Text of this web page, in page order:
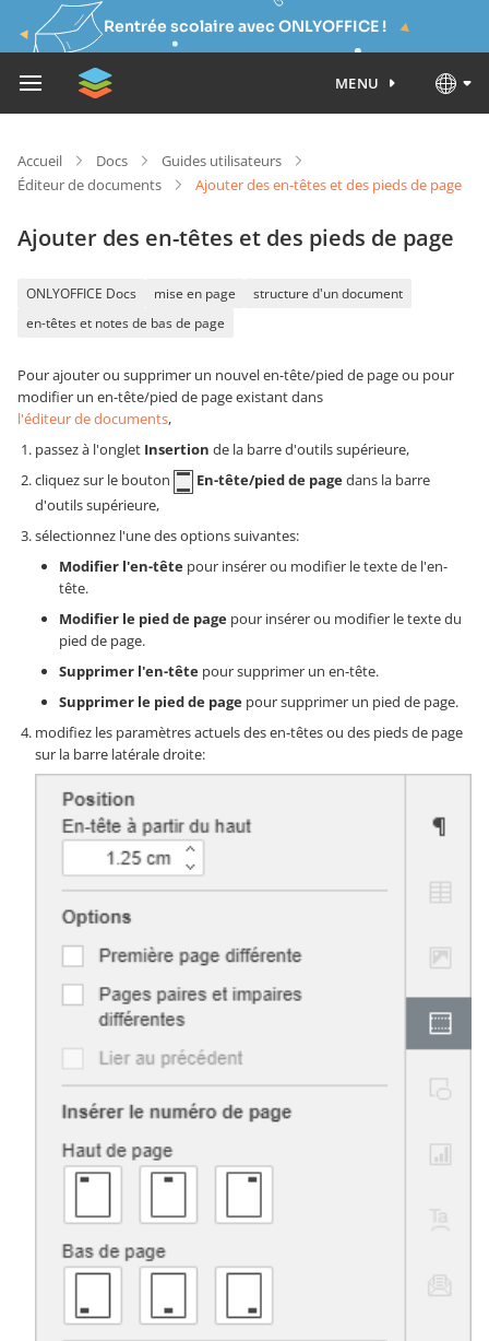
Rentrée scolaire avec ONLYOFFICE !
MENU
Accueil Docs
Guides utilisateurs
Éditeur de documents
Ajouter des en-têtes et des pieds de page
Ajouter des en-têtes et des pieds de page
ONLYOFFICE Docs mise en page
structure d'un document
en-têtes et notes de bas de page
Pour ajouter ou supprimer un nouvel en-tête/pied de page ou pour
modifier un en-tête/pied de page existant dans
l'éditeur de documents,
passez à l'onglet Insertion de la barre d'outils supérieure,
cliquez sur le bouton
En-tête/pied de pagedans la barre
d'outils supérieure,
sélectionnez l'une des options suivantes:
Modifier l'en-tête pour insérer ou modifier le texte de l'en-
tête.
Modifier le pied de page pour insérer ou modifier le texte du
pied de page.
Supprimer l'en-tête pour supprimer un en-tête.
Supprimer le pied de page pour supprimer un pied de page.
modifiez les paramètres actuels des en-têtes ou des pieds de page
sur la barre latérale droite: